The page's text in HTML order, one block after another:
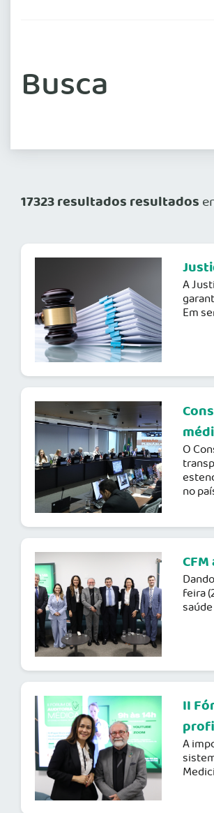
Busca
17323 resultados resultados
A
Em
O
no
feira
II
A